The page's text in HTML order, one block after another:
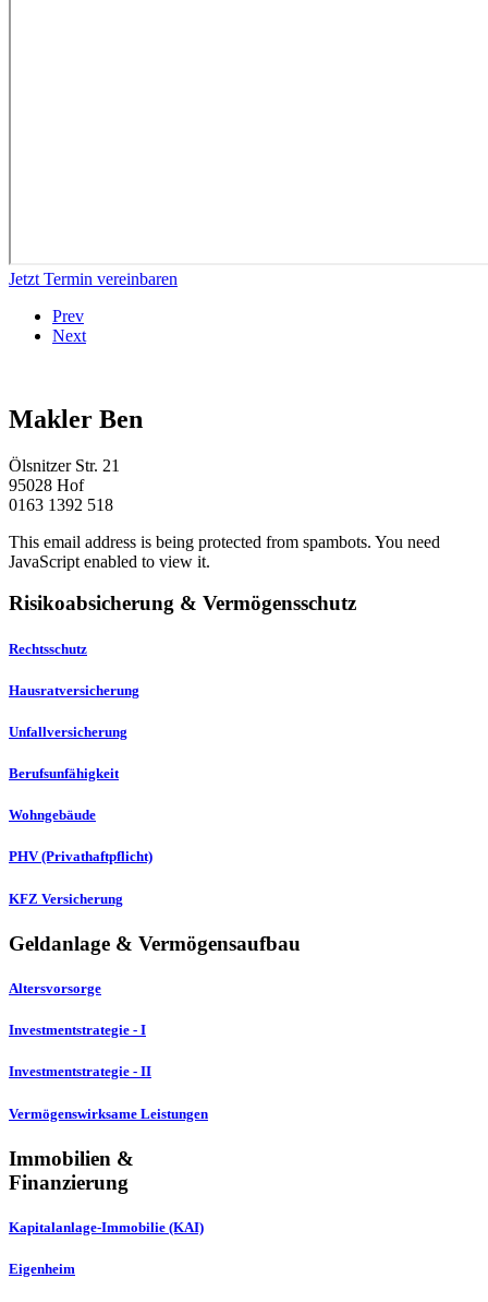
Jetzt Termin vereinbaren
Prev
Next
Makler Ben
Ölsnitzer Str. 21
95028 Hof
0163 1392 518
This email address is being protected from spambots. You need
JavaScript enabled to view it.
Risikoabsicherung & Vermögensschutz
Rechtsschutz
Hausratversicherung
Unfallversicherung
Berufsunfähigkeit
Wohngebäude
PHV (Privathaftpflicht)
KFZ Versicherung
Geldanlage & Vermögensaufbau
Altersvorsorge
Investmentstrategie - I
Investmentstrategie - II
Vermögenswirksame Leistungen
Immobilien &
Finanzierung
Kapitalanlage-Immobilie (KAI)
Eigenheim